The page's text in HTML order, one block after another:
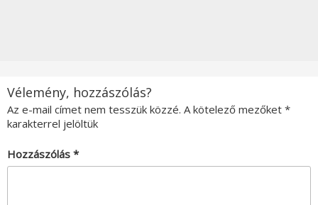
Vélemény, hozzászólás?
Az e-mail címet nem tesszük közzé. A kötelező mezőket *
karakterrel jelöltük
Hozzászólás *